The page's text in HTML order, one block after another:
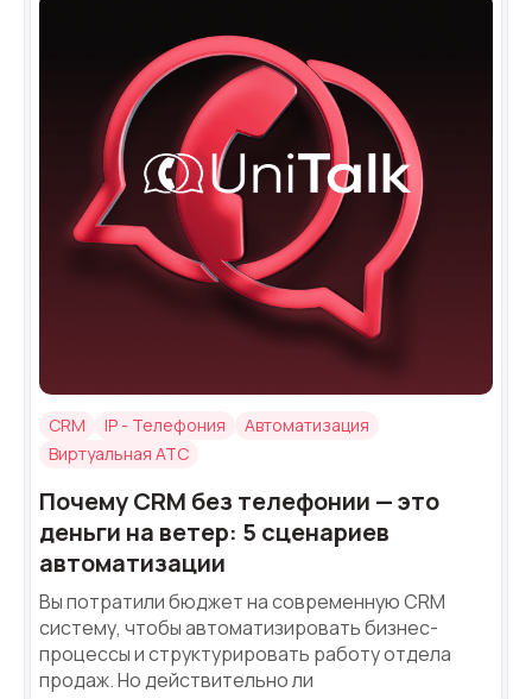
CRM IP - Телефония
Автоматизация
Виртуальная АТС
Почему CRM без телефонии — это
деньги на ветер: 5 сценариев
автоматизации
Вы потратили бюджет на современную CRM
систему, чтобы автоматизировать бизнес-
процессы и структурировать работу отдела
продаж. Но действительно ли